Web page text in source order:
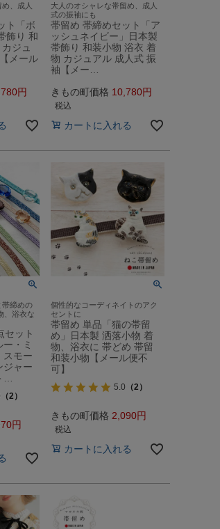
、成人
ト「ボ
飾り 和
ジュ
メール
大人のオシャレな帯留め、成人
式の振袖にも
帯留め 帯締めセット「ア
ッシュネイビー」日本製
帯飾り 和装小物 浴衣 着
物 カジュアル 成人式 振
袖【メー…
きもの町価格 10,780
税込
カートに入れる
帯締めの
、浴衣な
セット
ー・ミ
スモー
ジャー
…
（2）
個性的なコーディネイトのアク
セントに
帯留め 単品「猫の帯留
め」日本製 洒落小物 着
物、浴衣に 帯どめ 帯留
和装小物【メール便不
可】
5.0 （2）
きもの町価格 2,090
税込
カートに入れる